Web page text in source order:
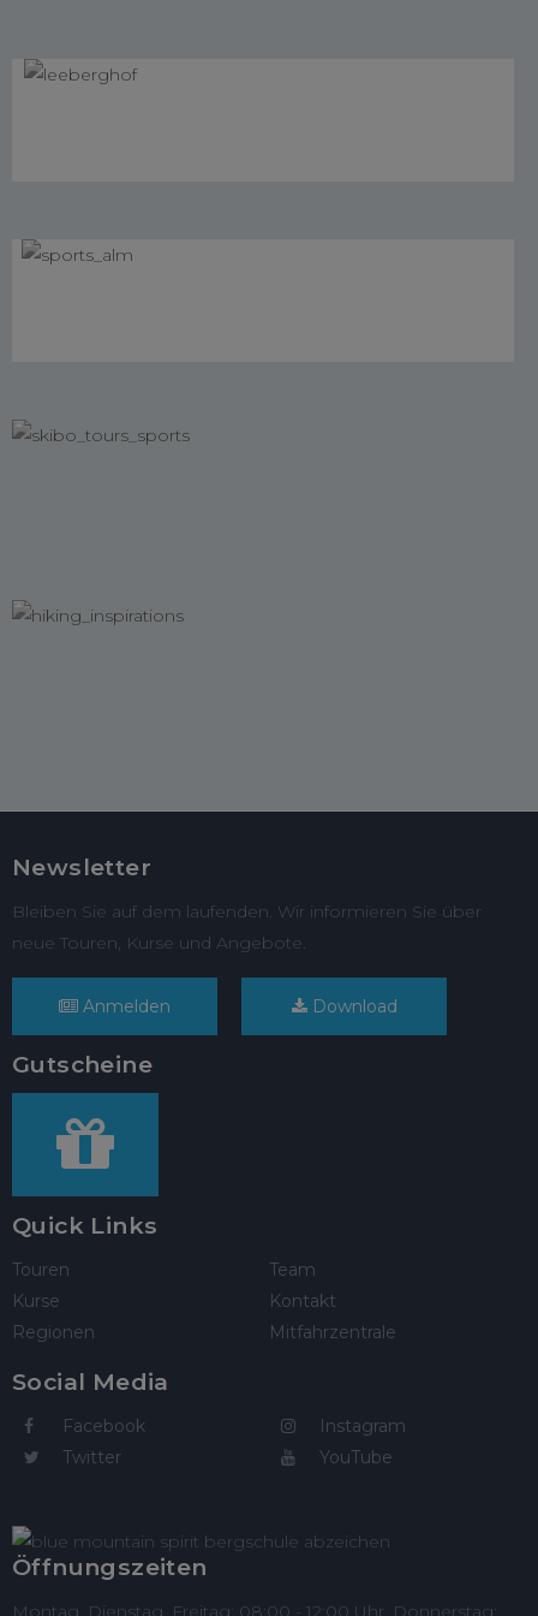
Newsletter
Bleiben Sie auf dem laufenden. Wir informieren Sie über
neue Touren, Kurse und Angebote.
Anmelden Download
Gutscheine
Quick Links
Touren
Kurse
Regionen
Team
Kontakt
Mitfahrzentrale
Social Media
Facebook
Twitter
Instagram
YouTube
Öffnungszeiten
Montag, Dienstag, Freitag: 08:00 - 12:00 Uhr, Donnerstag: